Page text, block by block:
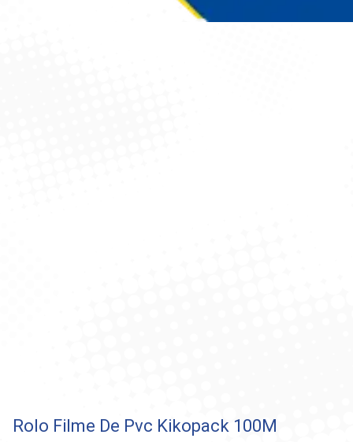
Rolo Filme De Pvc Kikopack 100M